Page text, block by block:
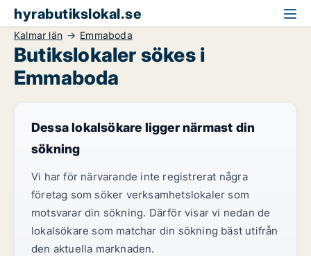
hyrabutikslokal.se
Kalmar län Emmaboda
Butikslokaler sökes i
Emmaboda
Dessa lokalsökare ligger närmast din
sökning
Vi har för närvarande inte registrerat några
företag som söker verksamhetslokaler som
motsvarar din sökning. Därför visar vi nedan de
lokalsökare som matchar din sökning bäst utifrån
den aktuella marknaden.